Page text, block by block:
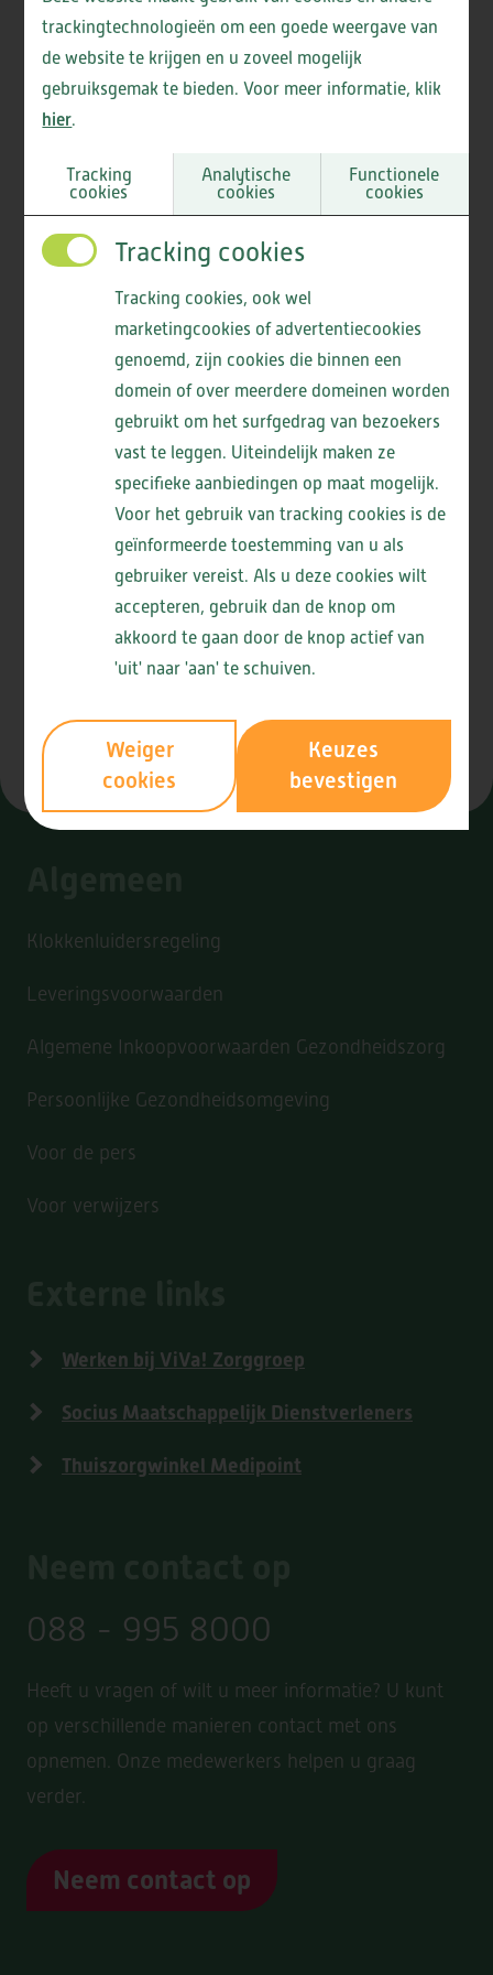
trackingtechnologieën om een goede weergave van
de website te krijgen en u zoveel mogelijk
gebruiksgemak te bieden. Voor meer informatie, klik
hier.
Tracking
cookies
Analytische
cookies
Functionele
cookies
Tracking cookies
Tracking cookies, ook wel
marketingcookies of advertentiecookies
genoemd, zijn cookies die binnen een
domein of over meerdere domeinen worden
gebruikt om het surfgedrag van bezoekers
vast te leggen. Uiteindelijk maken ze
specifieke aanbiedingen op maat mogelijk.
Voor het gebruik van tracking cookies is de
geïnformeerde toestemming van u als
gebruiker vereist. Als u deze cookies wilt
accepteren, gebruik dan de knop om
akkoord te gaan door de knop actief van
'uit' naar 'aan' te schuiven.
Weiger
cookies
Keuzes
bevestigen
DE CAMEREN
GEESTERHEEM
Achternaam
E-mailadres
Met hoeveel personen komt u langs?
Privacyverklaring
Ik ga akkoord met de verwerking van mijn
persoonsgegevens. Zie voor meer
informatiede privacyverklaring.
Klokkenluidersregeling
Leveringsvoorwaarden
Algemene Inkoopvoorwaarden Gezondheidszorg
Persoonlijke Gezondheidsomgeving
Voor de pers
Voor verwijzers
Werken bij ViVa! Zorggroep
Socius Maatschappelijk Dienstverleners
Thuiszorgwinkel Medipoint
088 - 995 8000
Heeft u vragen of wilt u meer informatie? U kunt
op verschillende manieren contact met ons
opnemen. Onze medewerkers helpen u graag
verder.
Neem contact op